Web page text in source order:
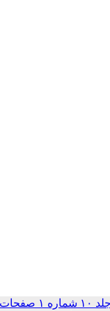
جلد ۱۰ شماره ۱ صفحات